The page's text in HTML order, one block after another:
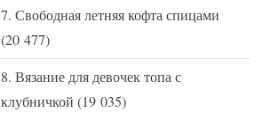
Свободная летняя кофта спицами
(20 477)
Вязание для девочек топа с
клубничкой (19 035)